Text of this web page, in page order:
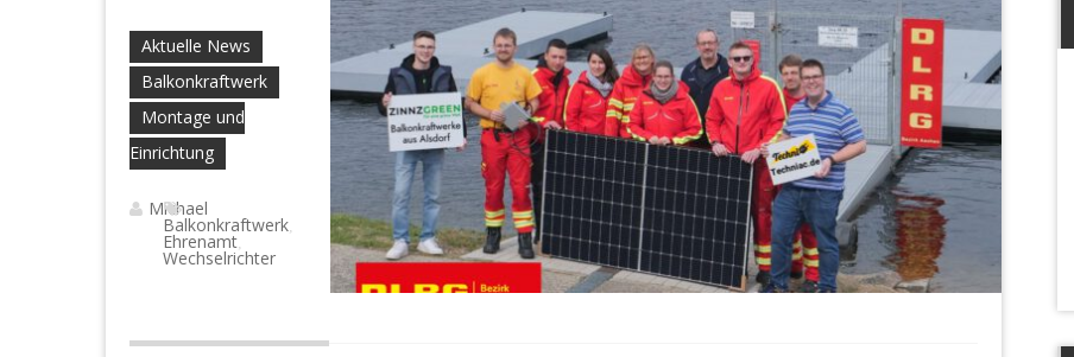
Aktuelle News
Balkonkraftwerk
Montage und
Einrichtung
Michael
Balkonkraftwerk,
Ehrenamt,
Wechselrichter